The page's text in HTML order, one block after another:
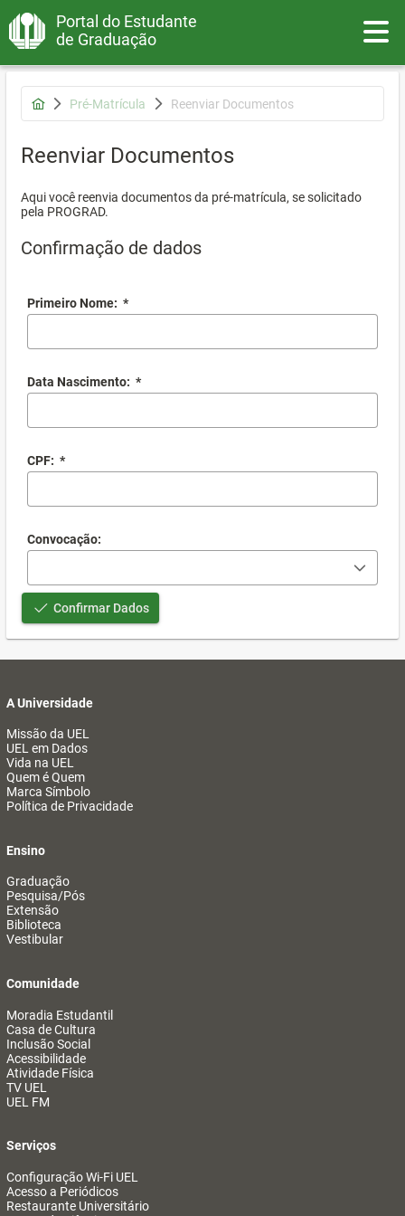
Portal do Estudante
de Graduação
Pré-Matrícula Reenviar Documentos
Reenviar Documentos
Aqui você reenvia documentos da pré-matrícula, se solicitado
pela PROGRAD.
Confirmação de dados
Primeiro Nome: *
Data Nascimento: *
CPF: *
Convocação:
Confirmar Dados
A Universidade
Missão da UEL
UEL em Dados
Vida na UEL
Quem é Quem
Marca Símbolo
Política de Privacidade
Ensino
Graduação
Pesquisa/Pós
Extensão
Biblioteca
Vestibular
Comunidade
Moradia Estudantil
Casa de Cultura
Inclusão Social
Acessibilidade
Atividade Física
TV UEL
UEL FM
Serviços
Configuração Wi-Fi UEL
Acesso a Periódicos
Restaurante Universitário